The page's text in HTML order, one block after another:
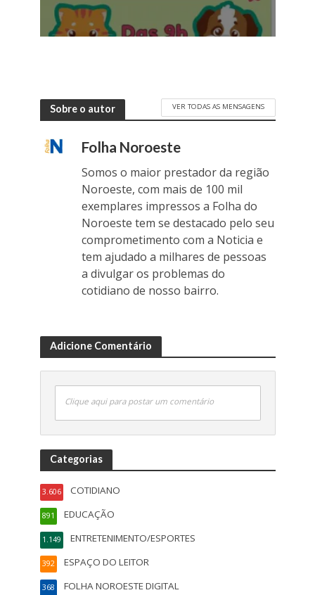
Sobre o autor VER TODAS AS MENSAGENS
Folha Noroeste
Somos o maior prestador da região
Noroeste, com mais de 100 mil
exemplares impressos a Folha do
Noroeste tem se destacado pelo seu
comprometimento com a Noticia e
tem ajudado a milhares de pessoas
a divulgar os problemas do
cotidiano de nosso bairro.
Adicione Comentário
Clique aqui para postar um comentário
Categorias
COTIDIANO
3.606
EDUCAÇÃO
891
ENTRETENIMENTO/ESPORTES
1.149
ESPAÇO DO LEITOR
392
FOLHA NOROESTE DIGITAL
368